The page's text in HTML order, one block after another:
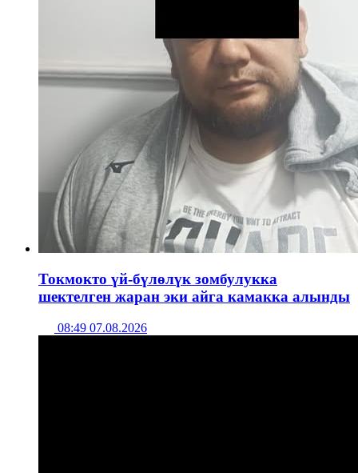
Токмокто үй-бүлөлүк зомбулукка
шектелген жаран эки айга камакка алынды
08:49 07.08.2026